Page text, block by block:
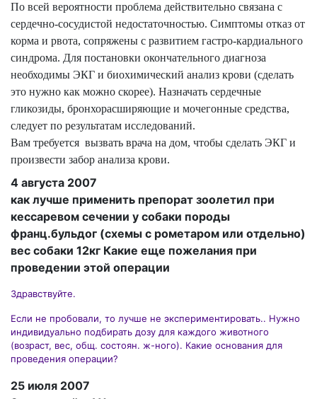
По всей вероятности проблема действительно связана с
сердечно-сосудистой недостаточностью. Симптомы отказ от
корма и рвота, сопряжены с развитием гастро-кардиального
синдрома. Для постановки окончательного диагноза
необходимы ЭКГ и биохимический анализ крови (сделать
это нужно как можно скорее). Назначать сердечные
гликозиды, бронхорасширяющие и мочегонные средства,
следует по результатам исследований.
Вам требуется вызвать врача на дом, чтобы сделать ЭКГ и
произвести забор анализа крови.
4 августа 2007
как лучше применить препорат зоолетил при
кессаревом сечении у собаки породы
франц.бульдог (схемы с рометаром или отдельно)
вес собаки 12кг Какие еще пожелания при
проведении этой операции
Здравствуйте.
Если не пробовали, то лучше не экспериментировать.. Нужно
индивидуально подбирать дозу для каждого животного
(возраст, вес, общ. состоян. ж-ного). Какие основания для
проведения операции?
25 июля 2007